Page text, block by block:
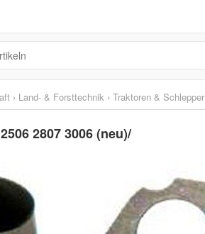
› Land- & Forsttechnik › Traktoren & Schlepper
2807 3006 (neu)/